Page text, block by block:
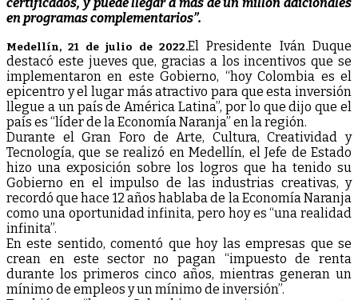
llegue
más
inversión
en
Economía
en programas complementarios”.
Medellín, 21 de julio de 2022.El Presidente Iván Duque
destacó este jueves que, gracias a los incentivos que se
implementaron en este Gobierno, “hoy Colombia es el
epicentro y el lugar más atractivo para que esta inversión
llegue a un país de América Latina”, por lo que dijo que el
país es “líder de la Economía Naranja” en la región.
Durante el Gran Foro de Arte, Cultura, Creatividad y
Tecnología, que se realizó en Medellín, el Jefe de Estado
hizo una exposición sobre los logros que ha tenido su
Gobierno en el impulso de las industrias creativas, y
recordó que hace 12 años hablaba de la Economía Naranja
como una oportunidad infinita, pero hoy es “una realidad
infinita”.
En este sentido, comentó que hoy las empresas que se
crean en este sector no pagan “impuesto de renta
durante los primeros cinco años, mientras generan un
mínimo de empleos y un mínimo de inversión”.